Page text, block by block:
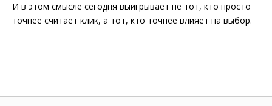
И в этом смысле сегодня выигрывает не тот, кто просто
точнее считает клик, а тот, кто точнее влияет на выбор.